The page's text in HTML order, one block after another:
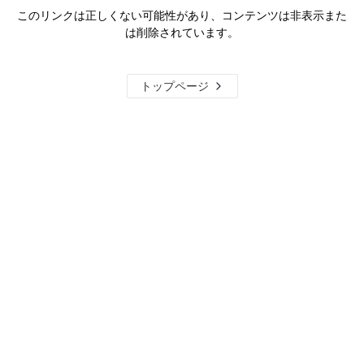
このリンクは正しくない可能性があり、コンテンツは非表示また
は削除されています。
トップページ